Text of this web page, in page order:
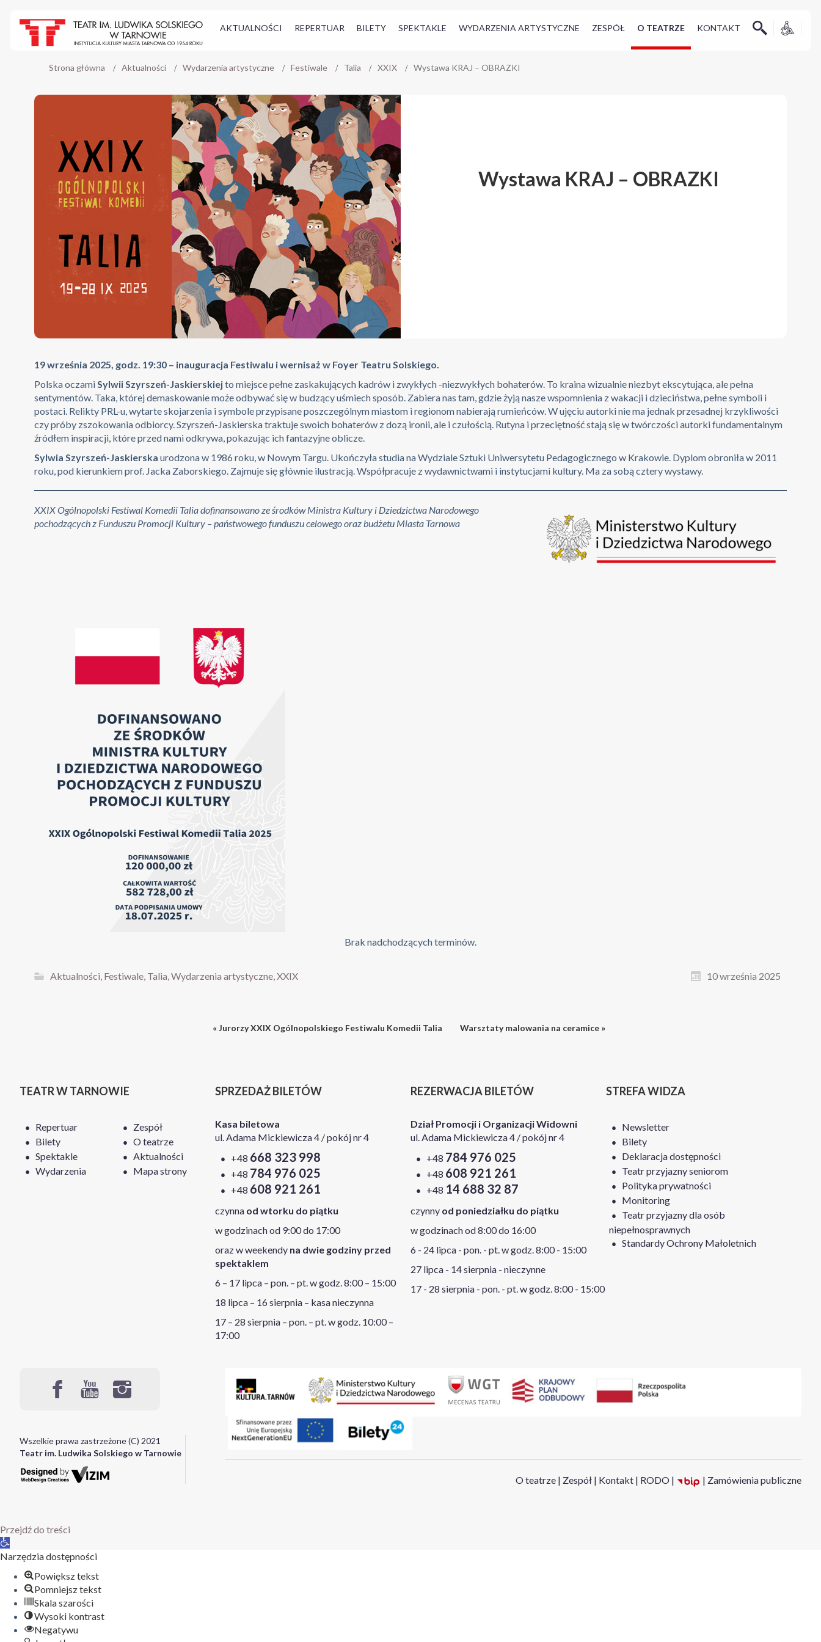
AKTUALNOŚCI REPERTUAR BILETY SPEKTAKLE WYDARZENIA ARTYSTYCZNE ZESPÓŁ O TEATRZE KONTAKT
Strona główna Aktualności Wydarzenia artystyczne Festiwale Talia XXIX Wystawa KRAJ – OBRAZKI
Wystawa KRAJ – OBRAZKI
19 września 2025, godz. 19:30 – inauguracja Festiwalu i wernisaż w Foyer Teatru Solskiego.
Polska oczamiSylwii Szyrszeń-Jaskierskiejto miejsce pełne zaskakujących kadrów i zwykłych -niezwykłych bohaterów. To kraina wizualnie niezbyt ekscytująca, ale pełna
sentymentów. Taka, której demaskowanie może odbywać się w budzący uśmiech sposób. Zabiera nas tam, gdzie żyją nasze wspomnienia z wakacji i dzieciństwa, pełne symboli i
postaci. Relikty PRL-u, wytarte skojarzenia i symbole przypisane poszczególnym miastom i regionom nabierają rumieńców. W ujęciu autorki nie ma jednak przesadnej krzykliwości
czy próby zszokowania odbiorcy. Szyrszeń-Jaskierska traktuje swoich bohaterów z dozą ironii, ale i czułością. Rutyna i przeciętność stają się w twórczości autorki fundamentalnym
źródłem inspiracji, które przed nami odkrywa, pokazując ich fantazyjne oblicze.
Sylwia Szyrszeń-Jaskierska urodzona w 1986 roku, w Nowym Targu. Ukończyła studia na Wydziale Sztuki Uniwersytetu Pedagogicznego w Krakowie. Dyplom obroniła w 2011
roku, pod kierunkiem prof. Jacka Zaborskiego. Zajmuje się głównie ilustracją. Współpracuje z wydawnictwami i instytucjami kultury. Ma za sobą cztery wystawy.
XXIX Ogólnopolski Festiwal Komedii Talia dofinansowano ze środków Ministra Kultury i Dziedzictwa Narodowego
pochodzących z Funduszu Promocji Kultury – państwowego funduszu celowego oraz budżetu Miasta Tarnowa
Brak nadchodzących terminów.
Aktualności, Festiwale, Talia,Wydarzenia artystyczne,XXIX 10 września 2025
« Jurorzy XXIX Ogólnopolskiego Festiwalu Komedii Talia Warsztaty malowania na ceramice »
TEATR W TARNOWIE
Repertuar
Bilety
Spektakle
Wydarzenia
Zespół
O teatrze
Aktualności
Mapa strony
SPRZEDAŻ BILETÓW
Kasa biletowa
ul. Adama Mickiewicza 4 / pokój nr 4
+48 668 323 998
+48 784 976 025
+48 608 921 261
czynna od wtorku do piątku
w godzinach od 9:00 do 17:00
oraz w weekendy na dwie godziny przed
spektaklem
6 – 17 lipca – pon. – pt. w godz. 8:00 – 15:00
18 lipca – 16 sierpnia – kasa nieczynna
17 – 28 sierpnia – pon. – pt. w godz. 10:00 –
17:00
REZERWACJA BILETÓW
Dział Promocji i Organizacji Widowni
ul. Adama Mickiewicza 4 / pokój nr 4
+48 784 976 025
+48 608 921 261
+48 14 688 32 87
czynny od poniedziałku do piątku
w godzinach od 8:00 do 16:00
6 - 24 lipca - pon. - pt. w godz. 8:00 - 15:00
27 lipca - 14 sierpnia - nieczynne
17 - 28 sierpnia - pon. - pt. w godz. 8:00 - 15:00
STREFA WIDZA
Newsletter
Bilety
Deklaracja dostępności
Teatr przyjazny seniorom
Polityka prywatności
Monitoring
Teatr przyjazny dla osób
niepełnosprawnych
Standardy Ochrony Małoletnich
Wszelkie prawa zastrzeżone (C) 2021
Teatr im. Ludwika Solskiego w Tarnowie
O teatrze | Zespół | Kontakt | RODO | | Zamówienia publiczne
Przejdź do treści
Otwórz
pasek
narzędzi
Narzędzia dostępności
Powiększ tekst
Pomniejsz tekst
Skala szarości
Wysoki kontrast
Negatywu